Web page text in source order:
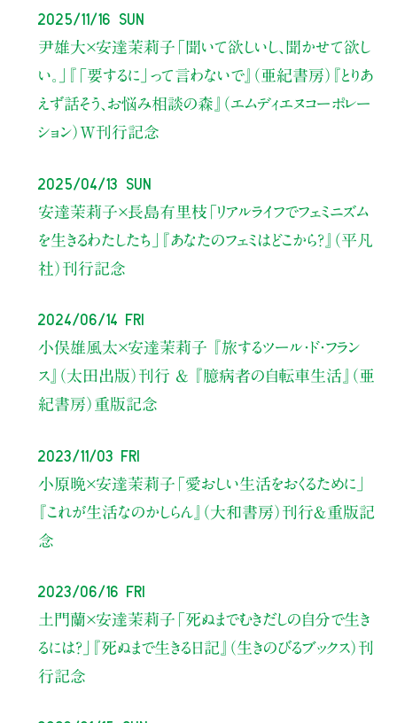
2025/11/16 Sun
尹雄大×安達茉莉子 「聞いて欲しいし、聞かせて欲し
い。」
『「要するに」って言わないで』（亜紀書房）
『とりあ
えず話そう、お悩み相談の森』（エムディエヌコーポレー
ション）W刊行記念
2025/04/13 Sun
安達茉莉子×長島有里枝 「リアルライフでフェミニズム
を生きるわたしたち」
『あなたのフェミはどこから？』（平凡
社）刊行記念
2024/06/14 Fri
小俣雄風太×安達茉莉子 『旅するツール・ド・フラン
ス』（太田出版）刊行 & 『臆病者の自転車生活』（亜
紀書房）重版記念
2023/11/03 Fri
小原晩×安達茉莉子 「愛おしい生活をおくるために」
『これが生活なのかしらん』（大和書房）刊行＆重版記
念
2023/06/16 Fri
土門蘭×安達茉莉子 「死ぬまでむきだしの自分で生き
るには？」
『死ぬまで生きる日記』（生きのびるブックス）刊
行記念